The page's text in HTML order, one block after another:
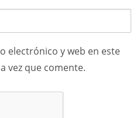
electrónico y web en este
vez que comente.